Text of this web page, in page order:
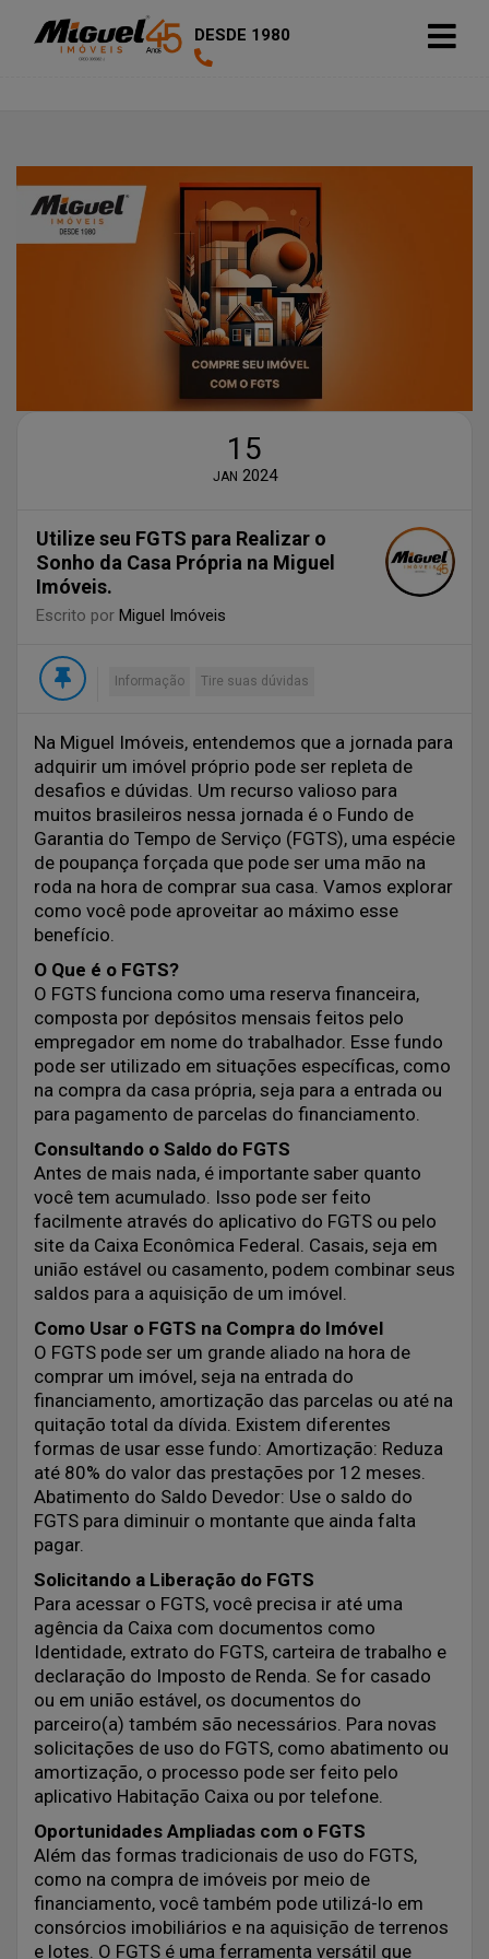
DESDE 1980
15
JAN 2024
Utilize seu FGTS para Realizar o
Sonho da Casa Própria na Miguel
Imóveis.
Escrito por Miguel Imóveis
Informação Tire suas dúvidas
Na Miguel Imóveis, entendemos que a jornada para
adquirir um imóvel próprio pode ser repleta de
desafios e dúvidas. Um recurso valioso para
muitos brasileiros nessa jornada é o Fundo de
Garantia do Tempo de Serviço (FGTS), uma espécie
de poupança forçada que pode ser uma mão na
roda na hora de comprar sua casa. Vamos explorar
como você pode aproveitar ao máximo esse
benefício.
O Que é o FGTS?
O FGTS funciona como uma reserva financeira,
composta por depósitos mensais feitos pelo
empregador em nome do trabalhador. Esse fundo
pode ser utilizado em situações específicas, como
na compra da casa própria, seja para a entrada ou
para pagamento de parcelas do financiamento.
Consultando o Saldo do FGTS
Antes de mais nada, é importante saber quanto
você tem acumulado. Isso pode ser feito
facilmente através do aplicativo do FGTS ou pelo
site da Caixa Econômica Federal. Casais, seja em
união estável ou casamento, podem combinar seus
saldos para a aquisição de um imóvel.
Como Usar o FGTS na Compra do Imóvel
O FGTS pode ser um grande aliado na hora de
comprar um imóvel, seja na entrada do
financiamento, amortização das parcelas ou até na
quitação total da dívida. Existem diferentes
formas de usar esse fundo: Amortização: Reduza
até 80% do valor das prestações por 12 meses.
Abatimento do Saldo Devedor: Use o saldo do
FGTS para diminuir o montante que ainda falta
pagar.
Solicitando a Liberação do FGTS
Para acessar o FGTS, você precisa ir até uma
agência da Caixa com documentos como
Identidade, extrato do FGTS, carteira de trabalho e
declaração do Imposto de Renda. Se for casado
ou em união estável, os documentos do
parceiro(a) também são necessários. Para novas
solicitações de uso do FGTS, como abatimento ou
amortização, o processo pode ser feito pelo
aplicativo Habitação Caixa ou por telefone.
Oportunidades Ampliadas com o FGTS
Além das formas tradicionais de uso do FGTS,
como na compra de imóveis por meio de
financiamento, você também pode utilizá-lo em
consórcios imobiliários e na aquisição de terrenos
e lotes. O FGTS é uma ferramenta versátil que